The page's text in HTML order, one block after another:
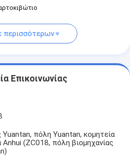
περισσότερων
Επικοινωνίας
πόλη Yuantan, κομητεία
Anhui (ZC018, πόλη βιομηχανίας